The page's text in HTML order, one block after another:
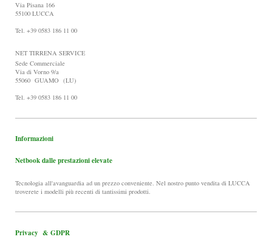
Via Pisana 166
55100 LUCCA
Tel. +39 0583 186 11 00
NET TIRRENA SERVICE
Sede Commerciale
Via di Vorno 9/a
55060 GUAMO (LU)
Tel. +39 0583 186 11 00
Informazioni
Netbook dalle prestazioni elevate
Tecnologia all'avanguardia ad un prezzo conveniente. Nel nostro punto vendita di LUCCA
troverete i modelli più recenti di tantissimi prodotti.
Privacy & GDPR